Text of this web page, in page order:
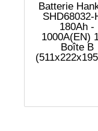
Batterie
SHD68032-
180Ah -
1000A(EN)
Boîte B